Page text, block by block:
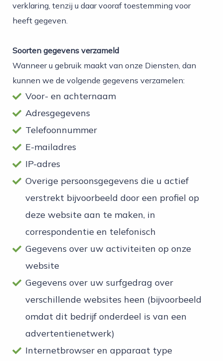
verklaring, tenzij u daar vooraf toestemming voor
heeft gegeven.
Soorten gegevens verzameld
Wanneer u gebruik maakt van onze Diensten, dan
kunnen we de volgende gegevens verzamelen:
Voor- en achternaam
Adresgegevens
Telefoonnummer
E-mailadres
IP-adres
Overige persoonsgegevens die u actief
verstrekt bijvoorbeeld door een profiel op
deze website aan te maken, in
correspondentie en telefonisch
Gegevens over uw activiteiten op onze
website
Gegevens over uw surfgedrag over
verschillende websites heen (bijvoorbeeld
omdat dit bedrijf onderdeel is van een
advertentienetwerk)
Internetbrowser en apparaat type